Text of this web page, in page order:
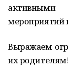
мероприятий
Выражаем
их родителям!